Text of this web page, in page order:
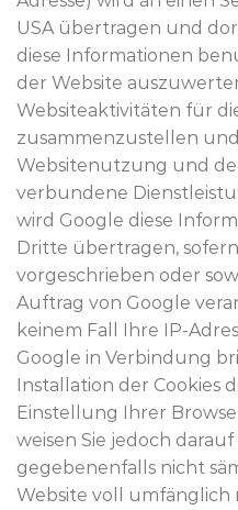
USA übertragen und
diese Informationen
der Website
Websiteaktivitäten für
zusammenzustellen
Websitenutzung und
verbundene
wird Google diese
Dritte übertragen,
vorgeschrieben oder
Auftrag von Google
keinem Fall Ihre IP-
Google in Verbindung
Installation der Cookies
Einstellung Ihrer
weisen Sie jedoch darauf
gegebenenfalls nicht
Website voll